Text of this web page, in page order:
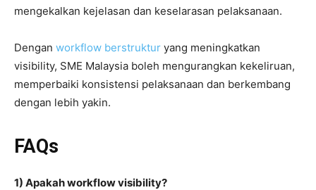
mengekalkan kejelasan dan keselarasan pelaksanaan.
Dengan workflow berstruktur yang meningkatkan
visibility, SME Malaysia boleh mengurangkan kekeliruan,
memperbaiki konsistensi pelaksanaan dan berkembang
dengan lebih yakin.
FAQs
1) Apakah workflow visibility?